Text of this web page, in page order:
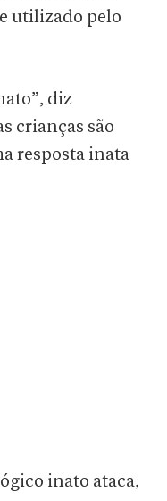
utilizado pelo
diz
crianças são
resposta inata
inato ataca,